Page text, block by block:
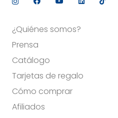
¿Quiénes somos?
Prensa
Catálogo
Tarjetas de regalo
Cómo comprar
Afiliados